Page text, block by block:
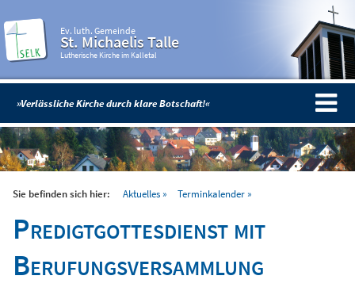
Ev. luth. Gemeinde
St. Michaelis Talle
Lutherische Kirche im Kalletal
»Verlässliche Kirche durch klare Botschaft!«
Sie befinden sich hier: Aktuelles Terminkalender
Predigtgottesdienst mit
Berufungsversammlung